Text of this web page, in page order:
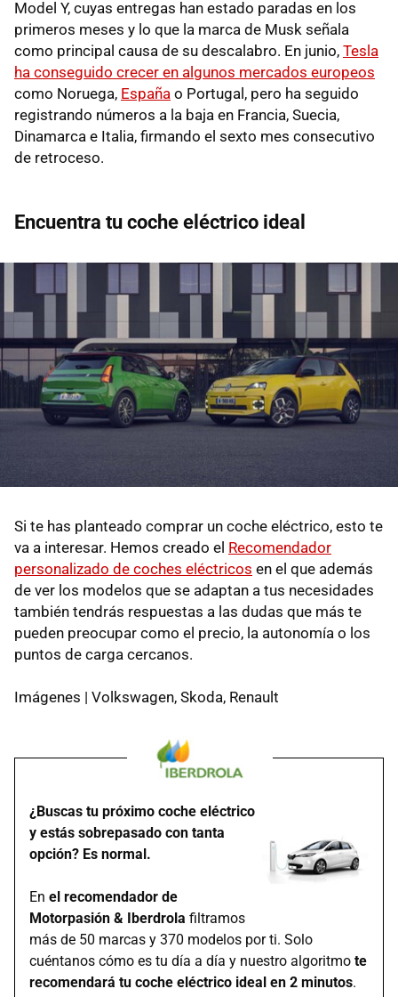
Model Y, cuyas entregas han estado paradas en los
primeros meses y lo que la marca de Musk señala
como principal causa de su descalabro. En junio, Tesla
ha conseguido crecer en algunos mercados europeos
como Noruega, España o Portugal, pero ha seguido
registrando números a la baja en Francia, Suecia,
Dinamarca e Italia, firmando el sexto mes consecutivo
de retroceso.
Encuentra tu coche eléctrico ideal
Si te has planteado comprar un coche eléctrico, esto te
va a interesar. Hemos creado el Recomendador
personalizado de coches eléctricos en el que además
de ver los modelos que se adaptan a tus necesidades
también tendrás respuestas a las dudas que más te
pueden preocupar como el precio, la autonomía o los
puntos de carga cercanos.
Imágenes | Volkswagen, Skoda, Renault
¿Buscas tu próximo coche eléctrico
y estás sobrepasado con tanta
opción? Es normal.
En el recomendador de
Motorpasión & Iberdrola filtramos
más de 50 marcas y 370 modelos por ti. Solo
cuéntanos cómo es tu día a día y nuestro algoritmo te
recomendará tu coche eléctrico ideal en 2 minutos.